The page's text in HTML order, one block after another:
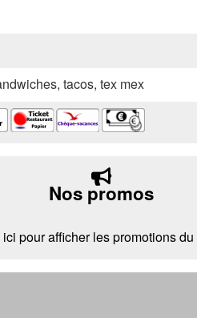
tacos, tex mex
Nos promos
pour afficher les promotions du